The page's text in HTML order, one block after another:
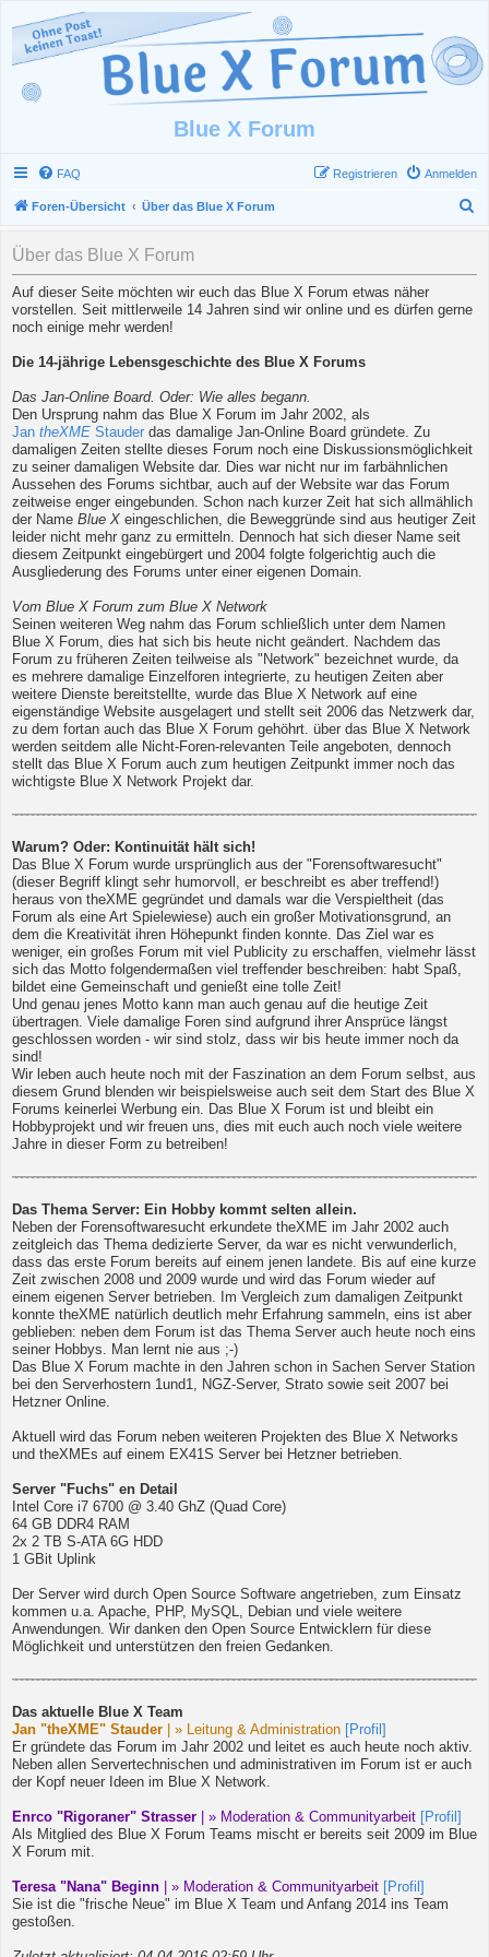
Blue X Forum
FAQ Anmelden
Registrieren
Foren-Übersicht Über das Blue X Forum
Über das Blue X Forum
Auf dieser Seite möchten wir euch das Blue X Forum etwas näher
vorstellen. Seit mittlerweile 14 Jahren sind wir online und es dürfen gerne
noch einige mehr werden!
Die 14-jährige Lebensgeschichte des Blue X Forums
Das Jan-Online Board. Oder: Wie alles begann.
Den Ursprung nahm das Blue X Forum im Jahr 2002, als
Jan theXME Stauder das damalige Jan-Online Board gründete. Zu
damaligen Zeiten stellte dieses Forum noch eine Diskussionsmöglichkeit
zu seiner damaligen Website dar. Dies war nicht nur im farbähnlichen
Aussehen des Forums sichtbar, auch auf der Website war das Forum
zeitweise enger eingebunden. Schon nach kurzer Zeit hat sich allmählich
der Name Blue X eingeschlichen, die Beweggründe sind aus heutiger Zeit
leider nicht mehr ganz zu ermitteln. Dennoch hat sich dieser Name seit
diesem Zeitpunkt eingebürgert und 2004 folgte folgerichtig auch die
Ausgliederung des Forums unter einer eigenen Domain.
Vom Blue X Forum zum Blue X Network
Seinen weiteren Weg nahm das Forum schließlich unter dem Namen
Blue X Forum, dies hat sich bis heute nicht geändert. Nachdem das
Forum zu früheren Zeiten teilweise als "Network" bezeichnet wurde, da
es mehrere damalige Einzelforen integrierte, zu heutigen Zeiten aber
weitere Dienste bereitstellte, wurde das Blue X Network auf eine
eigenständige Website ausgelagert und stellt seit 2006 das Netzwerk dar,
zu dem fortan auch das Blue X Forum gehöhrt. über das Blue X Network
werden seitdem alle Nicht-Foren-relevanten Teile angeboten, dennoch
stellt das Blue X Forum auch zum heutigen Zeitpunkt immer noch das
wichtigste Blue X Network Projekt dar.
Warum? Oder: Kontinuität hält sich!
Das Blue X Forum wurde ursprünglich aus der "Forensoftwaresucht"
(dieser Begriff klingt sehr humorvoll, er beschreibt es aber treffend!)
heraus von theXME gegründet und damals war die Verspieltheit (das
Forum als eine Art Spielewiese) auch ein großer Motivationsgrund, an
dem die Kreativität ihren Höhepunkt finden konnte. Das Ziel war es
weniger, ein großes Forum mit viel Publicity zu erschaffen, vielmehr lässt
sich das Motto folgendermaßen viel treffender beschreiben: habt Spaß,
bildet eine Gemeinschaft und genießt eine tolle Zeit!
Und genau jenes Motto kann man auch genau auf die heutige Zeit
übertragen. Viele damalige Foren sind aufgrund ihrer Ansprüce längst
geschlossen worden - wir sind stolz, dass wir bis heute immer noch da
sind!
Wir leben auch heute noch mit der Faszination an dem Forum selbst, aus
diesem Grund blenden wir beispielsweise auch seit dem Start des Blue X
Forums keinerlei Werbung ein. Das Blue X Forum ist und bleibt ein
Hobbyprojekt und wir freuen uns, dies mit euch auch noch viele weitere
Jahre in dieser Form zu betreiben!
Das Thema Server: Ein Hobby kommt selten allein.
Neben der Forensoftwaresucht erkundete theXME im Jahr 2002 auch
zeitgleich das Thema dedizierte Server, da war es nicht verwunderlich,
dass das erste Forum bereits auf einem jenen landete. Bis auf eine kurze
Zeit zwischen 2008 und 2009 wurde und wird das Forum wieder auf
einem eigenen Server betrieben. Im Vergleich zum damaligen Zeitpunkt
konnte theXME natürlich deutlich mehr Erfahrung sammeln, eins ist aber
geblieben: neben dem Forum ist das Thema Server auch heute noch eins
seiner Hobbys. Man lernt nie aus ;-)
Das Blue X Forum machte in den Jahren schon in Sachen Server Station
bei den Serverhostern 1und1, NGZ-Server, Strato sowie seit 2007 bei
Hetzner Online.
Aktuell wird das Forum neben weiteren Projekten des Blue X Networks
und theXMEs auf einem EX41S Server bei Hetzner betrieben.
Server "Fuchs" en Detail
Intel Core i7 6700 @ 3.40 GhZ (Quad Core)
64 GB DDR4 RAM
2x 2 TB S-ATA 6G HDD
1 GBit Uplink
Der Server wird durch Open Source Software angetrieben, zum Einsatz
kommen u.a. Apache, PHP, MySQL, Debian und viele weitere
Anwendungen. Wir danken den Open Source Entwicklern für diese
Möglichkeit und unterstützen den freien Gedanken.
Das aktuelle Blue X Team
Jan "theXME" Stauder | » Leitung & Administration
[Profil]
Er gründete das Forum im Jahr 2002 und leitet es auch heute noch aktiv.
Neben allen Servertechnischen und administrativen im Forum ist er auch
der Kopf neuer Ideen im Blue X Network.
Enrco "Rigoraner" Strasser | » Moderation & Communityarbeit
[Profil]
Als Mitglied des Blue X Forum Teams mischt er bereits seit 2009 im Blue
X Forum mit.
Teresa "Nana" Beginn | » Moderation & Communityarbeit
[Profil]
Sie ist die "frische Neue" im Blue X Team und Anfang 2014 ins Team
gestoßen.